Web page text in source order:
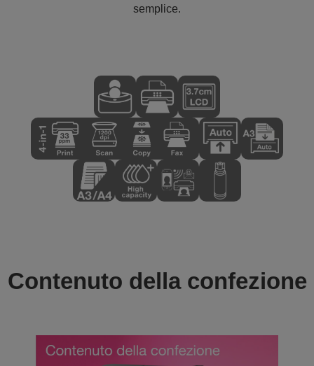
semplice.
Contenuto della confezione